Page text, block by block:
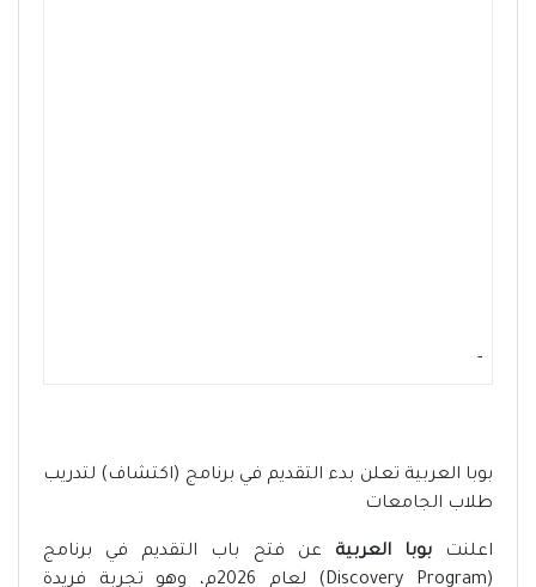
-
بوبا العربية تعلن بدء التقديم في برنامج (اكتشاف) لتدريب
طلاب الجامعات
اعلنتبوبا العربية عن فتح باب التقديم في برنامج
(Discovery Program) لعام 2026م، وهو تجربة فريدة